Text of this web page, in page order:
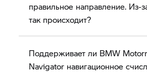
правильное направление. Из-
так происходит?
Поддерживает ли BMW
Navigator навигационное